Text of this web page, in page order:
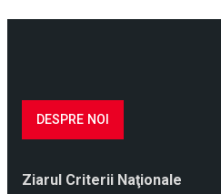
DESPRE NOI
Ziarul Criterii Naţionale